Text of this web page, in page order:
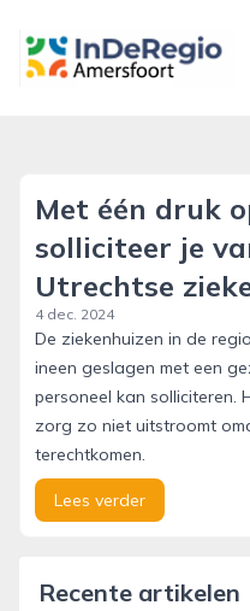
inderegioamersfoort.nl
Met één druk
solliciteer je
Utrechtse
4 dec. 2024
De ziekenhuizen in de
ineen geslagen met een
personeel kan solliciteren.
zorg zo niet uitstroomt
terechtkomen.
Lees verder
Recente artikelen